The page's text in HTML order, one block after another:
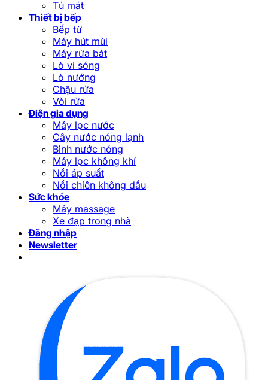
Tủ mát
Thiết bị bếp
Bếp từ
Máy hút mùi
Máy rửa bát
Lò vi sóng
Lò nướng
Chậu rửa
Vòi rửa
Điện gia dụng
Máy lọc nước
Cây nước nóng lạnh
Bình nước nóng
Máy lọc không khí
Nồi áp suất
Nồi chiên không dầu
Sức khỏe
Máy massage
Xe đạp trong nhà
Đăng nhập
Newsletter